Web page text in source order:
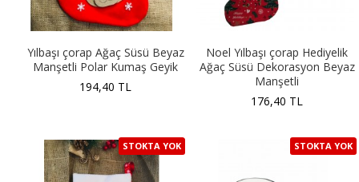
Yılbaşı çorap Ağaç Süsü Beyaz
Manşetli Polar Kumaş Geyik
194,40 TL
Noel Yılbaşı çorap Hediyelik
Ağaç Süsü Dekorasyon Beyaz
Manşetli
176,40 TL
STOKTA YOK STOKTA YOK